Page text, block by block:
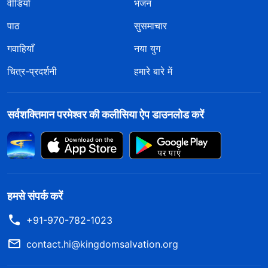
वीडियो
भजन
पाठ
सुसमाचार
गवाहियाँ
नया युग
चित्र-प्रदर्शनी
हमारे बारे में
सर्वशक्तिमान परमेश्वर की कलीसिया ऐप डाउनलोड करें
हमसे संपर्क करें
+91-970-782-1023
contact.hi@kingdomsalvation.org